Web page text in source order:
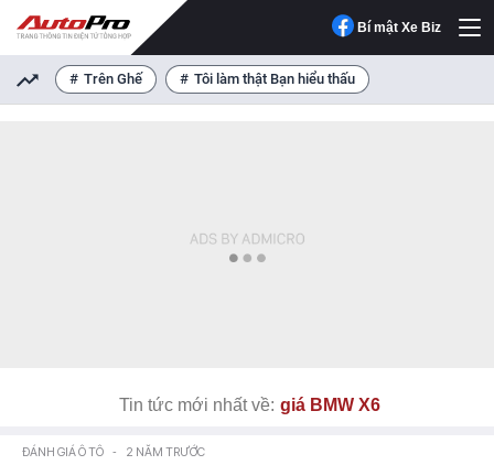
Bí mật Xe Biz
Trên Ghế Tôi làm thật Bạn hiểu thấu
Tin tức mới nhất về: giá BMW X6
ĐÁNH GIÁ Ô TÔ - 2 NĂM TRƯỚC